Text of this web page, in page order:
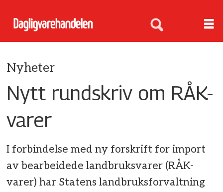
Nyheter
Nytt rundskriv om RÅK-
varer
I forbindelse med ny forskrift for import
av bearbeidede landbruksvarer (RÅK-
varer) har Statens landbruksforvaltning